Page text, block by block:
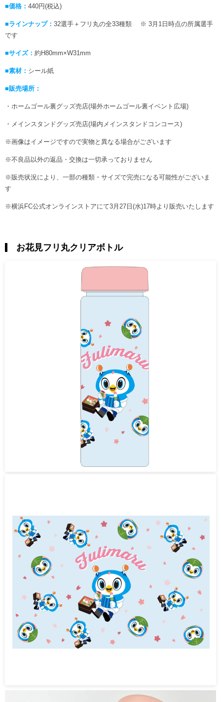
■価格： 440円(税込)
■ラインナップ： 32選手＋フリ丸の全33種類 ※ 3月1日時点の所属選手
です
■サイズ： 約H80mm×W31mm
■素材： シール紙
■販売場所：
・ホームゴール裏グッズ売店(場外ホームゴール裏イベント広場)
・メインスタンドグッズ売店(場内メインスタンドコンコース)
※画像はイメージですので実物と異なる場合がございます
※不良品以外の返品・交換は一切承っておりません
※販売状況により、一部の種類・サイズで完売になる可能性がございま
す
※横浜FC公式オンラインストアにて3月27日(水)17時より販売いたします
お花見フリ丸クリアボトル